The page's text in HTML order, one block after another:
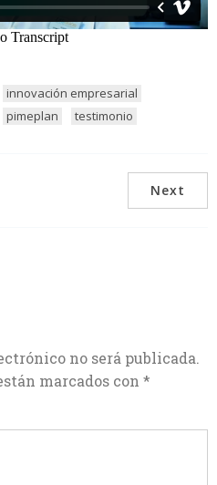
innovación empresarial
pimeplan testimonio
Next
no será publicada.
marcados con *